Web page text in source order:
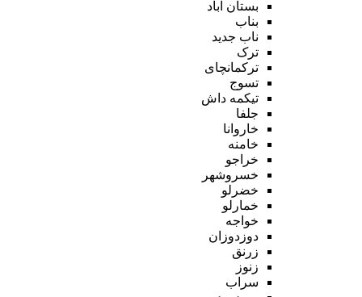
بستان آباد
بناب
ناب جدید
ترک
ترکمانچای
تسوج
تیکمه داش
جلفا
خاروانا
خامنه
خراجو
خسروشهر
خضرلو
خمارلو
خواجه
دوزدوزان
زرنق
زنوز
سراب